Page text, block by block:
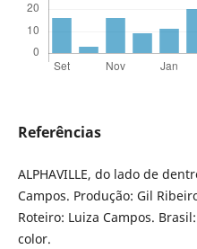
Referências
ALPHAVILLE, do lado de
Campos. Produção: Gil
Roteiro: Luiza Campos.
color.